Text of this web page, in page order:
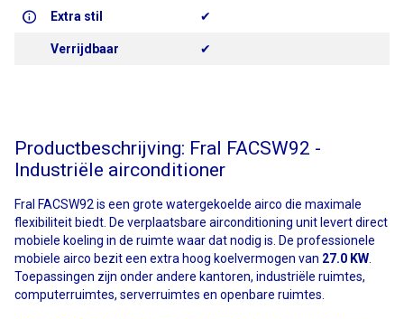
Extra stil ✔
Verrijdbaar ✔
Productbeschrijving: Fral FACSW92 -
Industriële airconditioner
Fral FACSW92 is een grote watergekoelde airco die maximale
flexibiliteit biedt. De verplaatsbare airconditioning unit levert direct
mobiele koeling in de ruimte waar dat nodig is. De professionele
mobiele airco bezit een extra hoog koelvermogen van 27.0 KW
Toepassingen zijn onder andere kantoren, industriële ruimtes,
computerruimtes, serverruimtes en openbare ruimtes.